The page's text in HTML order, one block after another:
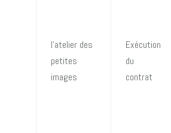
l’atelier des
petites
images
Exécution
du
contrat